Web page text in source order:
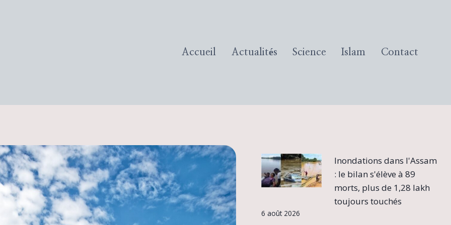
Accueil Actualités Science Islam Contact
Inondations dans l'Assam
: le bilan s'élève à 89
morts, plus de 1,28 lakh
toujours touchés
6 août 2026